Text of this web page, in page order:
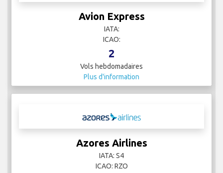
Avion Express
IATA:
ICAO:
2
Vols hebdomadaires
Plus d'information
Azores Airlines
IATA: S4
ICAO: RZO